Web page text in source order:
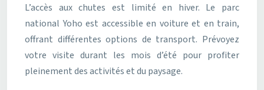
L’accès aux chutes est limité en hiver. Le parc
national Yoho est accessible en voiture et en train,
offrant différentes options de transport. Prévoyez
votre visite durant les mois d’été pour profiter
pleinement des activités et du paysage.